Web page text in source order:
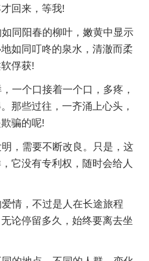
回来，等我!
同阳春的柳叶，嫩黄中显示
如同叮咚的泉水，清澈而柔
俘获!
个口接着一个口，多疼，
那些过往，一齐涌上心头，
骗的呢!
，需要不断改良。只是，这
它没有专利权，随时会给人
情，不过是人在长途旅程
论停留多久，始终要离去坐